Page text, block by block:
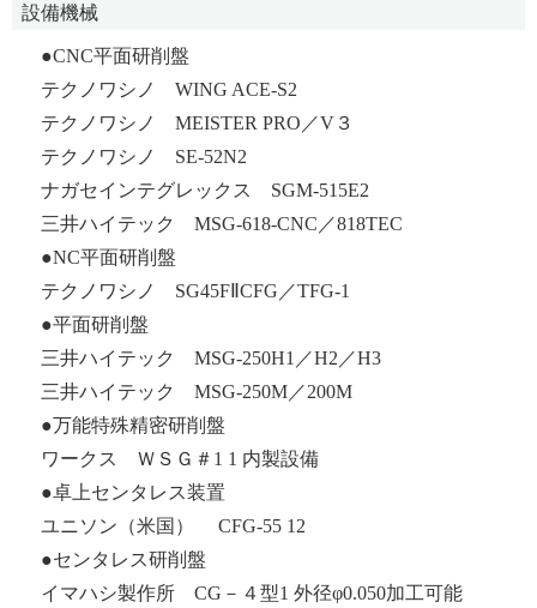
設備機械
●CNC平面研削盤
テクノワシノ WING ACE-S2
テクノワシノ MEISTER PRO／V３
テクノワシノ SE-52N2
ナガセインテグレックス SGM-515E2
三井ハイテック MSG-618-CNC／818TEC
●NC平面研削盤
テクノワシノ SG45FⅡCFG／TFG-1
●平面研削盤
三井ハイテック MSG-250H1／H2／H3
三井ハイテック MSG-250M／200M
●万能特殊精密研削盤
ワークス ＷＳＧ＃1 1 内製設備
●卓上センタレス装置
ユニソン（米国） CFG-55 12
●センタレス研削盤
イマハシ製作所 CG－４型1 外径φ0.050加工可能